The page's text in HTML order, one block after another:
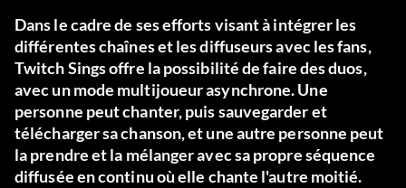
Dans le cadre de ses efforts visant à intégrer les
différentes chaînes et les diffuseurs avec les fans,
Twitch Sings offre la possibilité de faire des duos,
avec un mode multijoueur asynchrone. Une
personne peut chanter, puis sauvegarder et
télécharger sa chanson, et une autre personne peut
la prendre et la mélanger avec sa propre séquence
diffusée en continu où elle chante l'autre moitié.